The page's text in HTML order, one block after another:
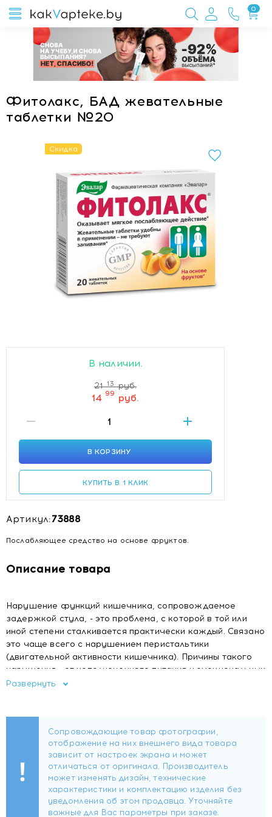
0
Фитолакс, БАД жевательные
таблетки №20
Скидка
В наличии.
21 13 руб.
14 99 руб.
В КОРЗИНУ
КУПИТЬ В 1 КЛИК
Артикул:73888
Послабляющее средство на основе фруктов.
Описание товара
Нарушение функций кишечника, сопровождаемое
задержкой стула, - это проблема, с которой в той или
иной степени сталкивается практически каждый. Связано
это чаще всего с нарушением перистальтики
(двигательной активности кишечника). Причины такого
нарушения - от неполноценного питания и эмоциональных
перегрузок и другие, а следствия - нарушение
Фитолакс — добавка к пище на основе фруктов.
Сочетание фруктов и лекарственных трав в одной
таблетке оказывает естественную помощь кишечнику.
Действие мягкого послабляющего Фитолакс происходит
на протяжении ночи. Вечером - фитолакс, утром -
результат.2 Такой режим приема удобен и совпадает с
Развернуть